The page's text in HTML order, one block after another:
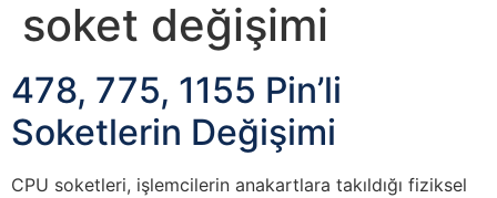
soket değişimi
478, 775, 1155 Pin’li
Soketlerin Değişimi
CPU soketleri, işlemcilerin anakartlara takıldığı fiziksel